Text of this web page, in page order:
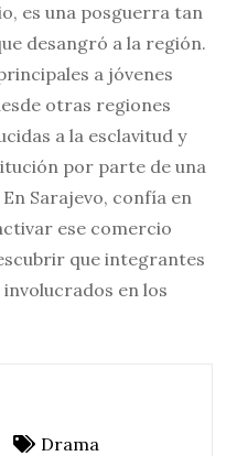
es una posguerra tan
desangró a la región.
a jóvenes
otras regiones
a la esclavitud y
por parte de una
Sarajevo, confía en
ese comercio
que integrantes
en los
Drama